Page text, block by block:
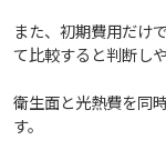
また、初期費用だけ
て比較すると判断し
衛生面と光熱費を同
す。